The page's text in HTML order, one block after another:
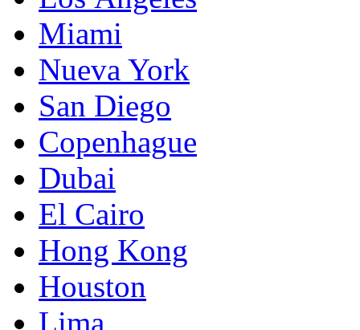
Miami
Nueva York
San Diego
Copenhague
Dubai
El Cairo
Hong Kong
Houston
Lima